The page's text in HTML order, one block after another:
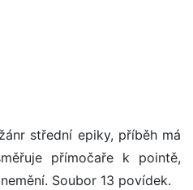
střední epiky, příběh má
přímočaře k pointě,
Soubor 13 povídek.